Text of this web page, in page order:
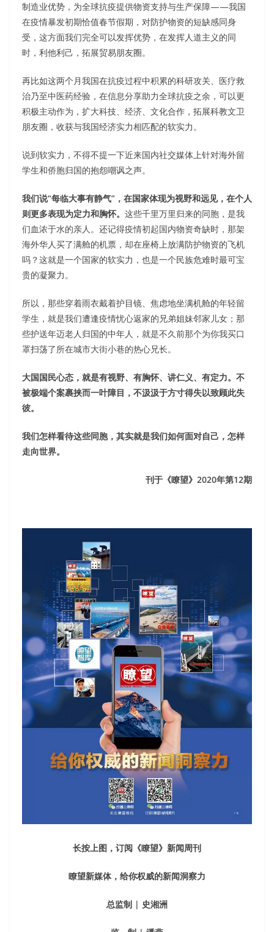
制造业优势，为全球抗疫提供物资支持与生产保障——我国
在疫情暴发初期恰值春节假期，对防护物资的短缺感同身
受，这方面我们完全可以发挥优势，在发挥人道主义的同
时，利他利己，拓展贸易朋友圈。
再比如这两个月我国在抗疫过程中积累的科研攻关、医疗救
治乃至中医药经验，在信息分享助力全球抗疫之余，可以更
积极主动作为，扩大科技、经济、文化合作，拓展科教文卫
朋友圈，收获与我国经济实力相匹配的软实力。
说到软实力，不得不提一下近来国内社交媒体上针对海外留
学生和侨胞归国的抱怨嘲讽之声。
我们说“每临大事有静气”，在国家体现为视野和远见，在个人
则更多表现为定力和胸怀。 这些千里万里归来的同胞，是我
们血浓于水的亲人。还记得疫情初起国内物资奇缺时，那架
海外华人买了满舱的机票，却在座椅上放满防护物资的飞机
吗？这就是一个国家的软实力，也是一个民族危难时最可宝
贵的凝聚力。
所以，那些穿着雨衣戴着护目镜、焦虑地坐满机舱的年轻留
学生，就是我们遭逢疫情忧心返家的兄弟姐妹邻家儿女；那
些护送年迈老人归国的中年人，就是不久前那个为你我买口
罩扫荡了所在城市大街小巷的热心兄长。
大国国民心态，就是有视野、有胸怀、讲仁义、有定力。不
被极端个案裹挟而一叶障目，不汲汲于方寸得失以致顾此失
彼。
我们怎样看待这些同胞，其实就是我们如何面对自己，怎样
走向世界。
刊于《瞭望》2020年第12期
长按上图，订阅《瞭望》新闻周刊
瞭望新媒体，给你权威的新闻洞察力
总监制 | 史湘洲